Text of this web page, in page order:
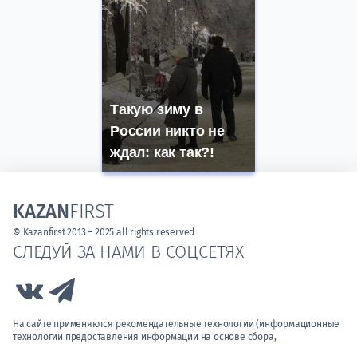
Такую зиму в
России никто не
ждал: как так?!
СЛЕДУЙ ЗА НАМИ В СОЦСЕТЯХ
Link to Vk
На сайте применяются рекомендательные технологии (информационные
технологии предоставления информации на основе сбора,
KAZANFIRST
© Kazanfirst 2013 – 2025 all rights reserved